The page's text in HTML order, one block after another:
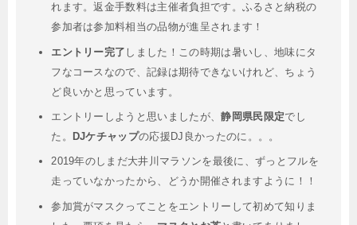
れます。返金手数料は主催者負担です。ふるさと納税の
参加者は参加料相当の品物が進呈されます！
エントリー完了 しました！この時期は暑いし、地味にタ
フなコースなので、記録は期待できないけれど、ちょう
ど良いかと思っています。
エントリーしようと思いましたが、静岡県民限定でし
た。
DJケチャップの応援DJ良かったのに。。。
2019年のしまだ大井川マラソンを最後に、ずっとフルを
走っていなかったから、どうか開催されますように！！
参加賞がマスクってことをエントリーして初めて知りま